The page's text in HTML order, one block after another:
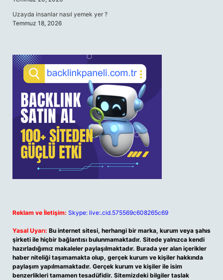
Uzayda insanlar nasıl yemek yer ?
Temmuz 18, 2026
Reklam ve İletişim: Skype: live:.cid.575569c608265c69
Yasal Uyarı: Bu internet sitesi, herhangi bir marka, kurum veya şahıs
şirketi ile hiçbir bağlantısı bulunmamaktadır. Sitede yalnızca kendi
hazırladığımız makaleler paylaşılmaktadır. Burada yer alan içerikler
haber niteliği taşımamakta olup, gerçek kurum ve kişiler hakkında
paylaşım yapılmamaktadır. Gerçek kurum ve kişiler ile isim
benzerlikleri tamamen tesadüfidir. Sitemizdeki bilgiler taslak